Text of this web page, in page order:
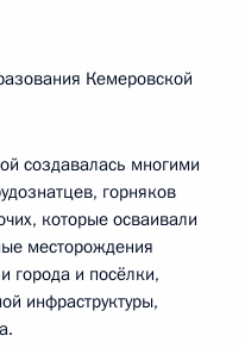
Кемеровской
создавалась многими
горняков
которые осваивали
месторождения
города и посёлки,
инфраструктуры,